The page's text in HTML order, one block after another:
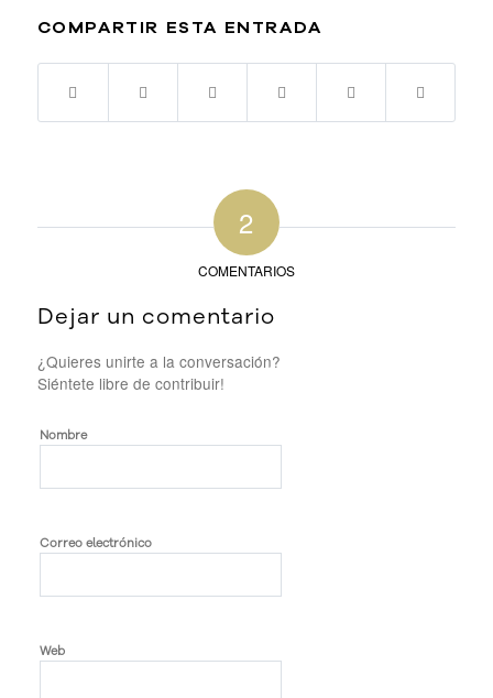
COMPARTIR ESTA ENTRADA
2
COMENTARIOS
Dejar un comentario
¿Quieres unirte a la conversación?
Siéntete libre de contribuir!
Nombre
Correo electrónico
Web